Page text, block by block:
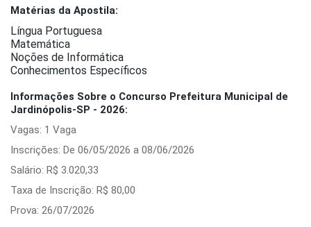
Matérias da Apostila:
Língua Portuguesa
Matemática
Noções de Informática
Conhecimentos Específicos
Informações Sobre o Concurso Prefeitura Municipal de
Jardinópolis-SP - 2026:
Vagas: 1 Vaga
Inscrições: De 06/05/2026 a 08/06/2026
Salário: R$ 3.020,33
Taxa de Inscrição: R$ 80,00
Prova: 26/07/2026